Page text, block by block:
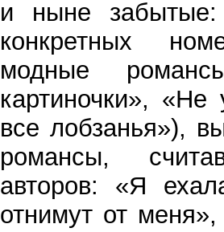
и ныне забытые:
конкретных
модные
картиночки»,
все лобзанья»),
романсы,
авторов: «Я
отнимут от